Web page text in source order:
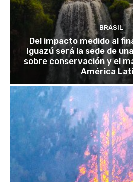
BRASIL
Del impacto medido al
Iguazú será la sede de
sobre conservación y el
América